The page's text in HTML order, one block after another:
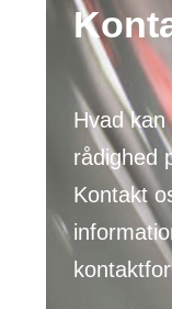
Hvad
rådighed
Kontakt